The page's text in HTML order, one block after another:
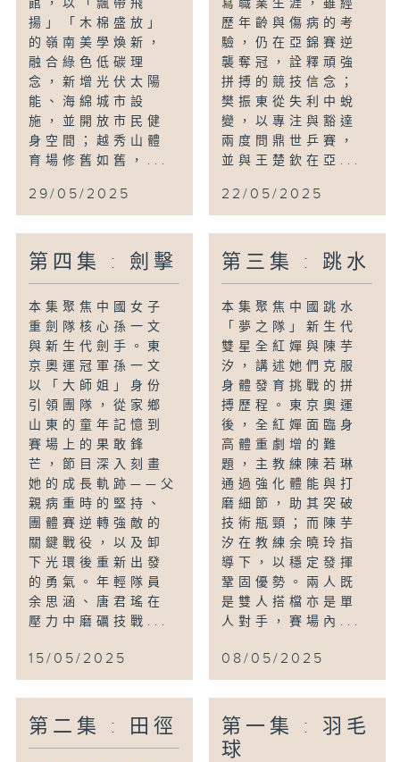
館，以「飄帶飛
揚」「木棉盛放」
的嶺南美學煥新，
融合綠色低碳理
念，新增光伏太陽
能、海綿城市設
施，並開放市民健
身空間；越秀山體
育場修舊如舊，...
29/05/2025
寫職業生涯，雖經
歷年齡與傷病的考
驗，仍在亞錦賽逆
襲奪冠，詮釋頑強
拼搏的競技信念；
樊振東從失利中蛻
變，以專注與豁達
兩度問鼎世乒賽，
並與王楚欽在亞...
22/05/2025
第四集 : 劍擊
本集聚焦中國女子
重劍隊核心孫一文
與新生代劍手。東
京奧運冠軍孫一文
以「大師姐」身份
引領團隊，從家鄉
山東的童年記憶到
賽場上的果敢鋒
芒，節目深入刻畫
她的成長軌跡——父
親病重時的堅持、
團體賽逆轉強敵的
關鍵戰役，以及卸
下光環後重新出發
的勇氣。年輕隊員
余思涵、唐君瑤在
壓力中磨礪技戰...
15/05/2025
第三集 : 跳水
本集聚焦中國跳水
「夢之隊」新生代
雙星全紅嬋與陳芋
汐，講述她們克服
身體發育挑戰的拼
搏歷程。東京奧運
後，全紅嬋面臨身
高體重劇增的難
題，主教練陳若琳
通過強化體能與打
磨細節，助其突破
技術瓶頸；而陳芋
汐在教練余曉玲指
導下，以穩定發揮
鞏固優勢。兩人既
是雙人搭檔亦是單
人對手，賽場內...
08/05/2025
第二集 : 田徑
第一集 : 羽毛
球